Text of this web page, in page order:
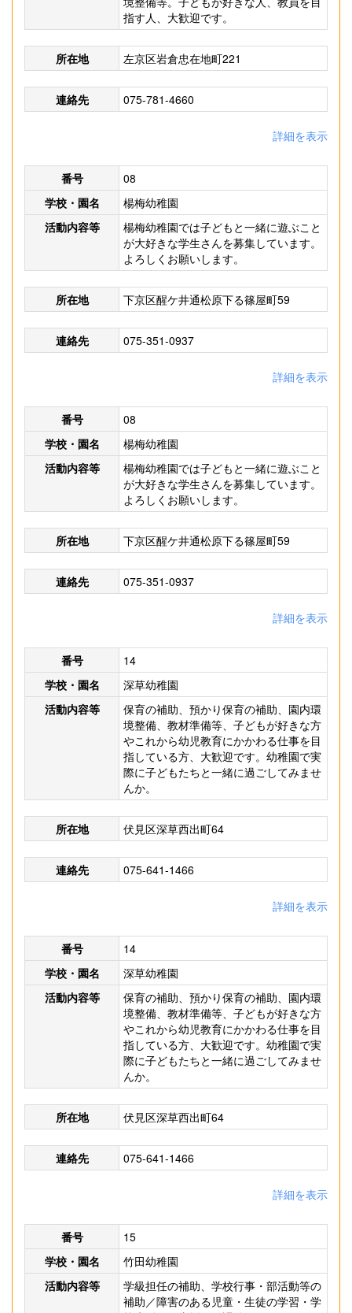
指す人、大歓迎です。
所在地 左京区岩倉忠在地町221
連絡先 075-781-4660
詳細を表示
番号
08
学校・園名
楊梅幼稚園
活動内容等
楊梅幼稚園では子どもと一緒に遊ぶこと
が大好きな学生さんを募集しています。
よろしくお願いします。
所在地 下京区醒ケ井通松原下る篠屋町59
連絡先 075-351-0937
詳細を表示
番号
08
学校・園名
楊梅幼稚園
活動内容等
楊梅幼稚園では子どもと一緒に遊ぶこと
が大好きな学生さんを募集しています。
よろしくお願いします。
所在地 下京区醒ケ井通松原下る篠屋町59
連絡先 075-351-0937
詳細を表示
番号
14
学校・園名
深草幼稚園
活動内容等
保育の補助、預かり保育の補助、園内環
境整備、教材準備等、子どもが好きな方
やこれから幼児教育にかかわる仕事を目
指している方、大歓迎です。幼稚園で実
際に子どもたちと一緒に過ごしてみませ
んか。
所在地 伏見区深草西出町64
連絡先 075-641-1466
詳細を表示
番号
14
学校・園名
深草幼稚園
活動内容等
保育の補助、預かり保育の補助、園内環
境整備、教材準備等、子どもが好きな方
やこれから幼児教育にかかわる仕事を目
指している方、大歓迎です。幼稚園で実
際に子どもたちと一緒に過ごしてみませ
んか。
所在地 伏見区深草西出町64
連絡先 075-641-1466
詳細を表示
番号
15
学校・園名
竹田幼稚園
活動内容等
学級担任の補助、学校行事・部活動等の
補助／障害のある児童・生徒の学習・学